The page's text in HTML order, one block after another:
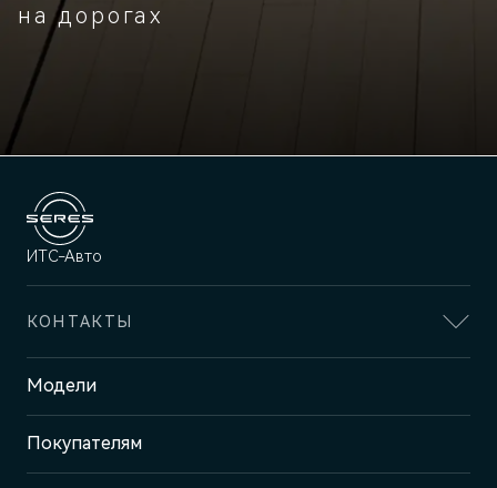
на дорогах
ИТС-Авто
КОНТАКТЫ
Адрес
Ижевск, ул. Ленина, 99
Отдел продаж и сервиса
+7 (3412) 901-600
Модели
Покупателям